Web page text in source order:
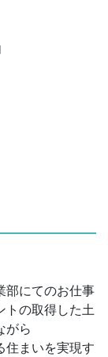
部にてのお仕事
トの取得した土
がら
住まいを実現す